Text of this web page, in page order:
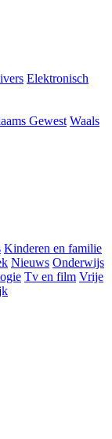
Elektronisch
Gewest Waals
Kinderen en familie
Nieuws Onderwijs
Tv en film Vrije